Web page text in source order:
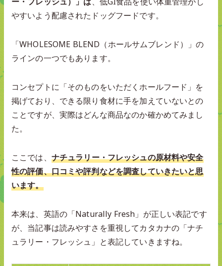
やすいよう配慮されたドッグフードです。
「WHOLESOME BLEND（ホールサムブレンド）」の
ラインの一つでもあります。
コンセプトに「そのものをいただくホールフード」を
掲げており、できる限り食材に手を加えていないとの
ことですが、実際はどんな商品なのか確かめてみまし
た。
ここでは、 ナチュラリー・フレッシュの原材料や安全
性の評価、口コミや評判などを調査していきたいと思
います。
本来は、英語の「Naturally Fresh」が正しい表記です
が、当記事は読みやすさを重視してカタカナの「ナチ
ュラリー・フレッシュ」と表記していきますね。